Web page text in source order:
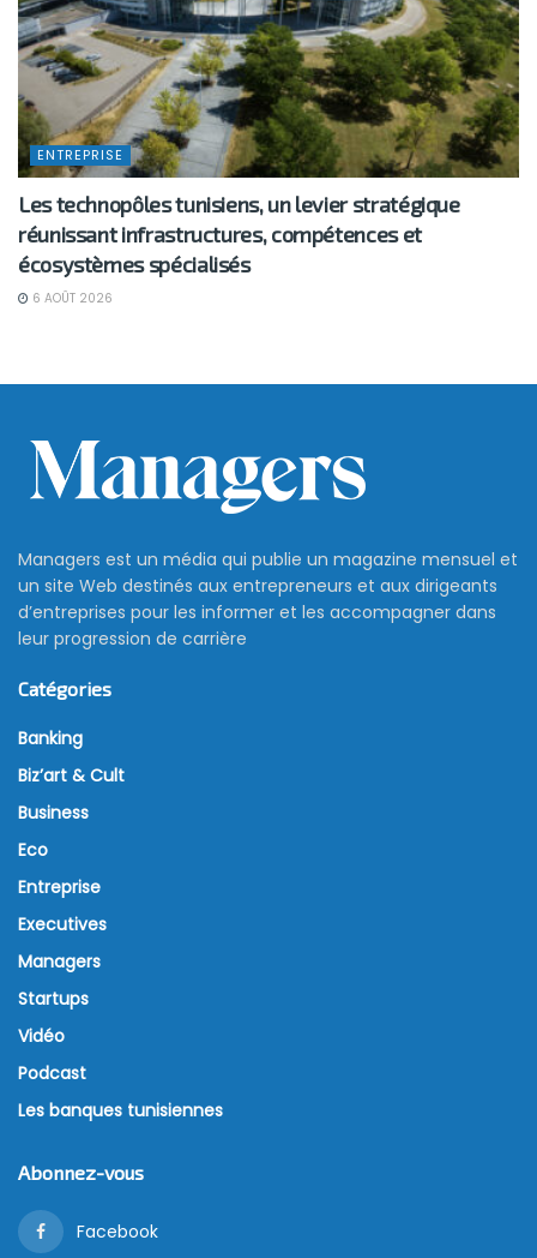
ENTREPRISE
Les technopôles tunisiens, un levier stratégique
réunissant infrastructures, compétences et
écosystèmes spécialisés
6 AOÛT 2026
Managers est un média qui publie un magazine mensuel et
un site Web destinés aux entrepreneurs et aux dirigeants
d’entreprises pour les informer et les accompagner dans
leur progression de carrière
Catégories
Banking
Biz’art & Cult
Business
Eco
Entreprise
Executives
Managers
Startups
Vidéo
Podcast
Les banques tunisiennes
Abonnez-vous
Facebook